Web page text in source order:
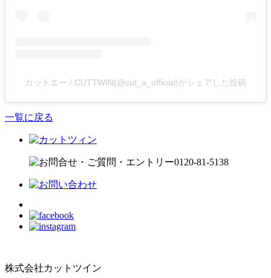
カットエー / CUTTWIN(@cut_a_official)がシェアした投稿
一覧に戻る
株式会社カットツイン